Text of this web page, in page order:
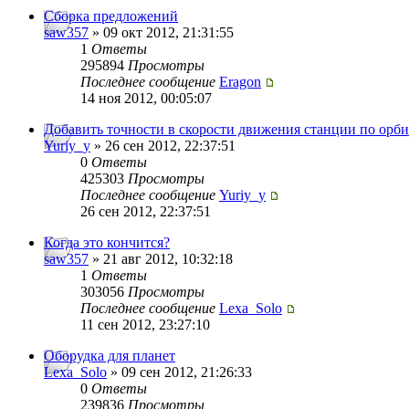
Сборка предложений
saw357 » 09 окт 2012, 21:31:55
1 Ответы
295894 Просмотры
Последнее сообщение Eragon
14 ноя 2012, 00:05:07
Добавить точности в скорости движения станции по
Yuriy_y » 26 сен 2012, 22:37:51
0 Ответы
425303 Просмотры
Последнее сообщение Yuriy_y
26 сен 2012, 22:37:51
Когда это кончится?
saw357 » 21 авг 2012, 10:32:18
1 Ответы
303056 Просмотры
Последнее сообщение Lexa_Solo
11 сен 2012, 23:27:10
Оборудка для планет
Lexa_Solo » 09 сен 2012, 21:26:33
0 Ответы
239836 Просмотры